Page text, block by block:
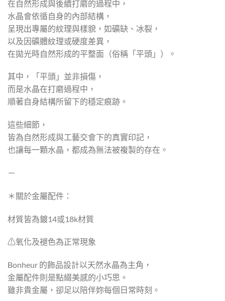
在自然形成與後續打磨的過程中，
水晶會依循自身的內部結構，
呈現出專屬的紋理與樣貌，如礦缺、冰裂，
以及因礦體紋理或硬度差異，
在拋光時自然形成的平整面（俗稱「平頭」）。
其中，「平頭」並非損傷，
而是水晶在打磨過程中，
順著自身結構所留下的穩定痕跡。
這些細節，
皆為自然形成與工藝交會下的真實印記，
也讓每一顆水晶，都成為無法被複製的存在。
－
＊關於金屬配件：
材質皆為鍍14或18k材質
⚠︎︎氧化及褪色為正常現象
Bonheur 的飾品設計以天然水晶為主角，
金屬配件則是點綴美感的小巧思。
雖非貴金屬，卻足以陪伴妳每個日常時刻。